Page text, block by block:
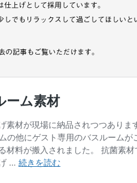
上げとして採用しています。
でもリラックスして過ごしてほしいと
の記事もご覧いただけます。